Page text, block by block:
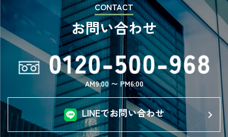
CONTACT
お問い合わせ
AM9:00 〜 PM6:00
LINEでお問い合わせ